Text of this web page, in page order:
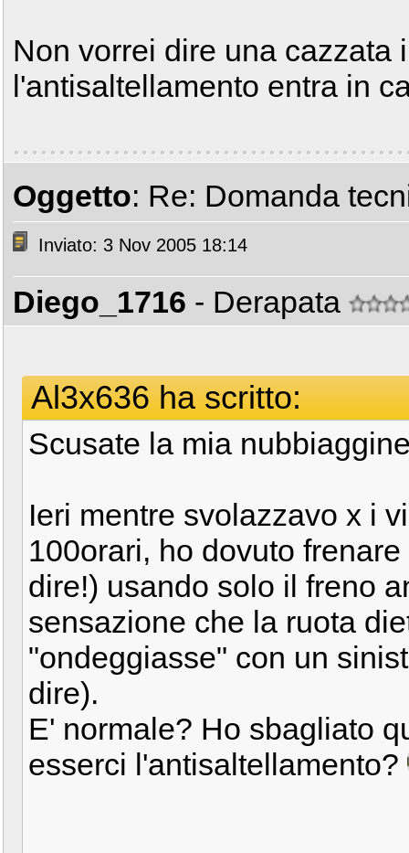
Non vorrei dire una cazzata
l'antisaltellamento entra in
Oggetto: Re: Domanda
Inviato: 3 Nov 2005 18:14
Diego_1716 - Derapata
Al3x636 ha scritto:
Scusate la mia
Ieri mentre svolazzavo x i
100orari, ho dovuto
dire!) usando solo il freno
sensazione che la ruota
"ondeggiasse" con un
dire).
E' normale? Ho sbagliato
esserci l'antisaltellamento?